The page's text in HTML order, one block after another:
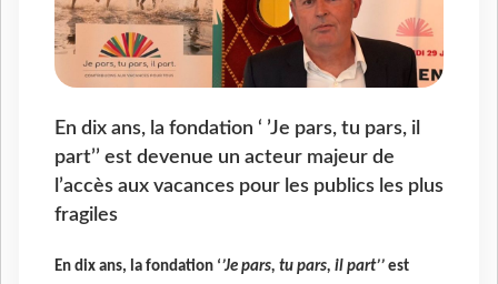
En dix ans, la fondation ‘ ’Je pars, tu pars, il
part’’ est devenue un acteur majeur de
l’accès aux vacances pour les publics les plus
fragiles
En dix ans, la fondation ‘’Je pars, tu pars, il part’’ est